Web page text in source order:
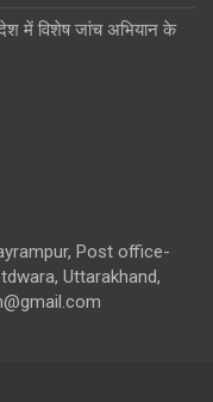
में विशेष जांच अभियान के
Post office-
Uttarakhand,